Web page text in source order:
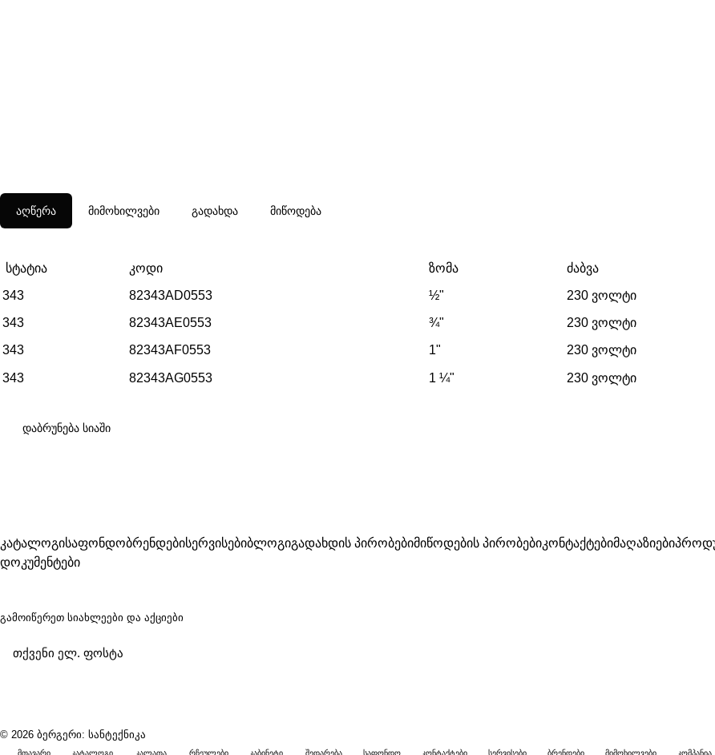
აღწერა მიმოხილვები გადახდა მიწოდება
სტატია კოდი ზომა ძაბვა
343
82343AD0553 ½" 230 ვოლტი
343
82343AE0553 ¾" 230 ვოლტი
343
82343AF0553 1" 230 ვოლტი
343 82343AG0553 1 ¼" 230 ვოლტი
დაბრუნება სიაში
კატალოგისაფონდობრენდებისერვისებიბლოგიგადახდის პირობებიმიწოდების პირობებიკონტაქტებიმაღაზიები
დოკუმენტები
გამოიწერეთ სიახლეები და აქციები
გაგრძელებით, თქვენ ეთანხმებით
პოლიტიკას
© 2026 ბერგერი: სანტექნიკა
მთავარი კატალოგი კალათა რჩეულები კაბინეტი შედარება საფონდო კონტაქტები სერვისები ბრენდები მიმოხილვები კომპანია